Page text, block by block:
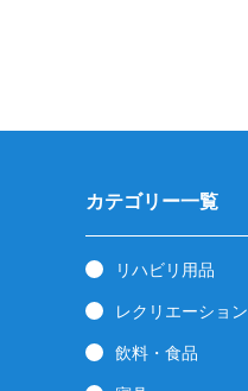
カテゴリー一覧
リハビリ用品
レクリエーション
飲料・食品